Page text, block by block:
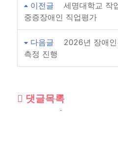
이전글
세명대학교 작
중증장애인 직업평가
다음글
2026년 장애
측정 진행
댓글목록